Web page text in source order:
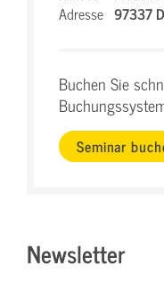
Adresse 97337
Buchen Sie
Seminar
Newsletter